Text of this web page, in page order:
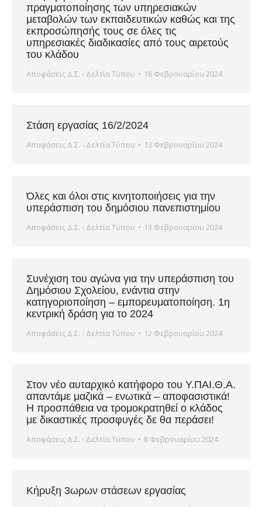
πραγματοποίησης των υπηρεσιακών
μεταβολών των εκπαιδευτικών καθώς και της
εκπροσώπησής τους σε όλες τις
υπηρεσιακές διαδικασίες από τους αιρετούς
του κλάδου
Αποφάσεις Δ.Σ. - Δελτία Τύπου 16 Φεβρουαρίου 2024
Στάση εργασίας 16/2/2024
Αποφάσεις Δ.Σ. - Δελτία Τύπου 13 Φεβρουαρίου 2024
Όλες και όλοι στις κινητοποιήσεις για την
υπεράσπιση του δημόσιου πανεπιστημίου
Αποφάσεις Δ.Σ. - Δελτία Τύπου 13 Φεβρουαρίου 2024
Συνέχιση του αγώνα για την υπεράσπιση του
Δημόσιου Σχολείου, ενάντια στην
κατηγοριοποίηση – εμπορευματοποίηση. 1η
κεντρική δράση για το 2024
Αποφάσεις Δ.Σ. - Δελτία Τύπου 12 Φεβρουαρίου 2024
Στον νέο αυταρχικό κατήφορο του Υ.ΠΑΙ.Θ.Α.
απαντάμε μαζικά – ενωτικά – αποφασιστικά!
Η προσπάθεια να τρομοκρατηθεί ο κλάδος
με δικαστικές προσφυγές δε θα περάσει!
Αποφάσεις Δ.Σ. - Δελτία Τύπου 8 Φεβρουαρίου 2024
Κήρυξη 3ωρων στάσεων εργασίας